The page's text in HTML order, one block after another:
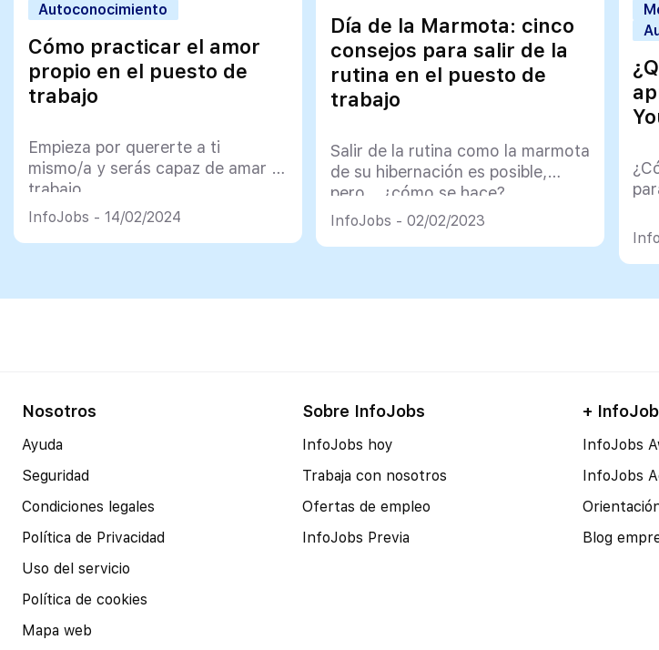
Autoconocimiento
Cómo practicar el amor
propio en el puesto de
trabajo
Empieza por quererte a ti
mismo/a y serás capaz de amar tu
trabajo
InfoJobs - 14/02/2024
Día de la Marmota: cinco
consejos para salir de la
rutina en el puesto de
trabajo
Salir de la rutina como la marmota
de su hibernación es posible,
pero… ¿cómo se hace?
InfoJobs - 02/02/2023
Nosotros
Ayuda
Seguridad
Condiciones legales
Política de Privacidad
Uso del servicio
Política de cookies
Mapa web
Sobre InfoJobs
InfoJobs hoy
Trabaja con nosotros
Ofertas de empleo
InfoJobs Previa
+
InfoJobs
InfoJobs
Blog